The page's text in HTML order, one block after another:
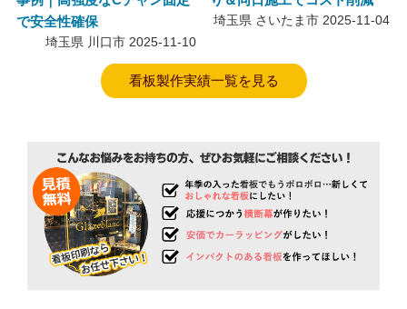
で安全性確保
埼玉県 川口市 2025-11-10
埼玉県 さいたま市 2025-11-04
看板製作実績一覧を見る